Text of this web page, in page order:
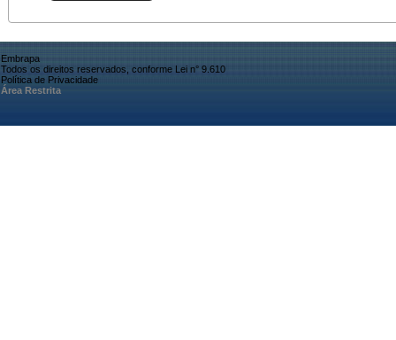
Embrapa
Todos os direitos reservados, conforme Lei n° 9.610
Política de Privacidade
Área Restrita